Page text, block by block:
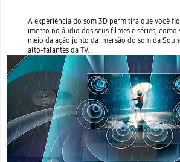
A experiência do som 3D permitirá que você
imerso no áudio dos seus filmes e séries, como
meio da ação junto da imersão do som da
alto-falantes da TV.